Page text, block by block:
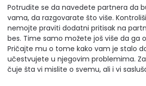
Potrudite se da navedete partnera da
vama, da razgovarate što više.
nemojte praviti dodatni pritisak na
bes. Time samo možete još više da ga
Pričajte mu o tome kako vam je stalo
učestvujete u njegovim problemima.
čuje šta vi mislite o svemu, ali i vi